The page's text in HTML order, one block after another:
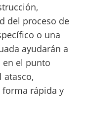
del proceso de
o una
ayudarán a
en el punto
atasco,
rápida y